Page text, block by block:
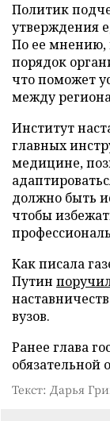
Политик
утверждения
По ее мнению,
порядок
что поможет
между
Институт
главных
медицине,
должно быть
чтобы
Как писала
Путин
вузов.
Ранее глава
обязательной
Текст: Дарья